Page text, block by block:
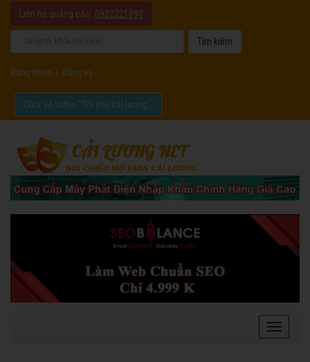
Liên hệ quảng cáo: 0932221090
Đăng nhập Đăng ký
Chia sẻ video "Tôi yêu cải lương".